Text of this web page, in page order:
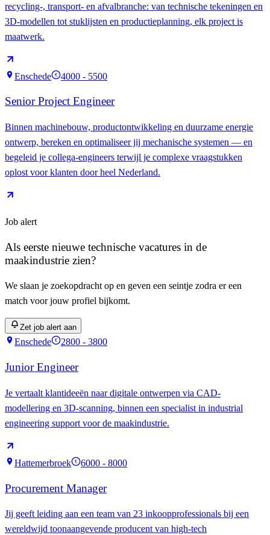
recycling-, transport- en afvalbranche: van technische tekeningen en
3D-modellen tot stuklijsten en productieplanning, elk project is
maatwerk.
Enschede € 4000 - 5500
Senior Project Engineer
Binnen machinebouw, productontwikkeling en duurzame energie
ontwerp, bereken en optimaliseer jij mechanische systemen — en
begeleid je collega-engineers terwijl je complexe vraagstukken
oplost voor klanten door heel Nederland.
Job alert
Als eerste nieuwe technische vacatures in de
maakindustrie zien?
We slaan je zoekopdracht op en geven een seintje zodra er een
match voor jouw profiel bijkomt.
Zet job alert aan
Enschede € 2800 - 3800
Junior Engineer
Je vertaalt klantideeën naar digitale ontwerpen via CAD-
modellering en 3D-scanning, binnen een specialist in industrial
engineering support voor de maakindustrie.
Hattemerbroek € 6000 - 8000
Procurement Manager
Jij geeft leiding aan een team van 23 inkoopprofessionals bij een
wereldwijd toonaangevende producent van high-tech